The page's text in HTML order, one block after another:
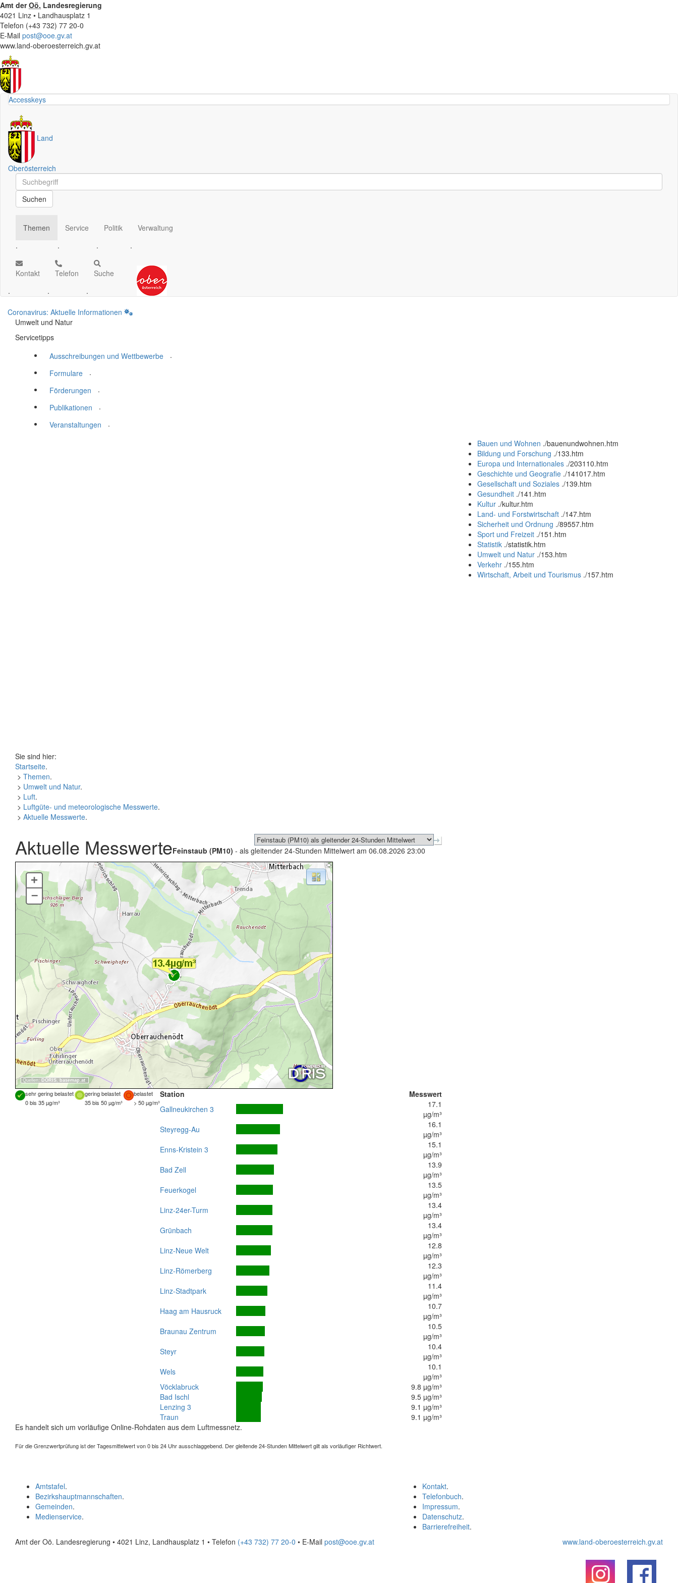
Amt derOö. Landesregierung
4021 Linz • Landhausplatz 1
Telefon (+43 732) 77 20-0
E-Mail post@ooe.gv.at
www.land-oberoesterreich.gv.at
Accesskeys
Land
Oberösterreich
Schnellsuche
Schnellsuche
Suchen
Themen
.
Service
.
Politik
.
Verwaltung
.
Kontakt
.
Telefon
.
Suche
.
Coronavirus: Aktuelle Informationen
Umwelt und Natur
Servicetipps
Ausschreibungen und Wettbewerbe
.
Formulare
.
Förderungen
.
Publikationen
.
Veranstaltungen
.
Bauen und Wohnen ./bauenundwohnen.htm
Bildung und Forschung ./133.htm
Europa und Internationales ./203110.htm
Geschichte und Geografie ./141017.htm
Gesellschaft und Soziales ./139.htm
Gesundheit ./141.htm
Kultur ./kultur.htm
Land- und Forstwirtschaft ./147.htm
Sicherheit und Ordnung ./89557.htm
Sport und Freizeit ./151.htm
Statistik ./statistik.htm
Umwelt und Natur ./153.htm
Verkehr ./155.htm
Wirtschaft, Arbeit und Tourismus ./157.htm
Sie sind hier:
Startseite.
> Themen.
> Umwelt und Natur.
> Luft.
> Luftgüte- und meteorologische Messwerte.
> Aktuelle Messwerte.
Aktuelle MesswerteFeinstaub (PM10) - als gleitender 24-Stunden Mittelwert am 06.08.2026 23:00
Quellen: DORIS, basemap.at
+
–
sehr gering belastet gering belastet
belastet
0 bis 35 µg/m³
35 bis 50 µg/m³ > 50 µg/m³
Station
Messwert
Gallneukirchen 3
17.1
µg/m³
Steyregg-Au
16.1
µg/m³
Enns-Kristein 3
15.1
µg/m³
Bad Zell
13.9
µg/m³
Feuerkogel
13.5
µg/m³
Linz-24er-Turm
13.4
µg/m³
Grünbach
13.4
µg/m³
Linz-Neue Welt
12.8
µg/m³
Linz-Römerberg
12.3
µg/m³
Linz-Stadtpark
11.4
µg/m³
Haag am Hausruck
10.7
µg/m³
Braunau Zentrum
10.5
µg/m³
Steyr
10.4
µg/m³
Wels
10.1
µg/m³
Vöcklabruck
9.8 µg/m³
Bad Ischl
9.5 µg/m³
Lenzing 3
9.1 µg/m³
Traun
9.1 µg/m³
Es handelt sich um vorläufige Online-Rohdaten aus dem Luftmessnetz.
Für die Grenzwertprüfung ist der Tagesmittelwert von 0 bis 24 Uhr ausschlaggebend. Der gleitende 24-Stunden Mittelwert gilt als vorläufiger Richtwert.
Kontakt.
Telefonbuch.
Impressum.
Datenschutz.
Barrierefreiheit.
Amtstafel.
Bezirkshauptmannschaften.
Gemeinden.
Medienservice.
Amt der Oö. Landesregierung • 4021 Linz, Landhausplatz 1 • Telefon (+43 732) 77 20-0 • E-Mail post@ooe.gv.at www.land-oberoesterreich.gv.at